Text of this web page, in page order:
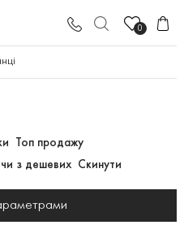
0
Топ продажу
з дешевих Скинути